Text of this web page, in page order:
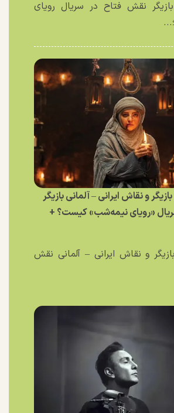
نقش فتاح در سریال رویای
و نقاش ایرانی – آلمانی بازیگر
«رویای نیمه‌شب» کیست؟ +
و نقاش ایرانی – آلمانی نقش